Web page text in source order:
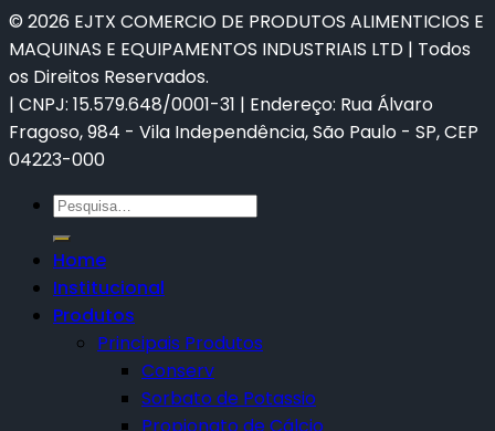
© 2026 EJTX COMERCIO DE PRODUTOS ALIMENTICIOS E
MAQUINAS E EQUIPAMENTOS INDUSTRIAIS LTD | Todos
os Direitos Reservados.
| CNPJ: 15.579.648/0001-31 | Endereço: Rua Álvaro
Fragoso, 984 - Vila Independência, São Paulo - SP, CEP
04223-000
Home
Institucional
Produtos
Principais Produtos
Conserv
Sorbato de Potassio
Propionato de Cálcio